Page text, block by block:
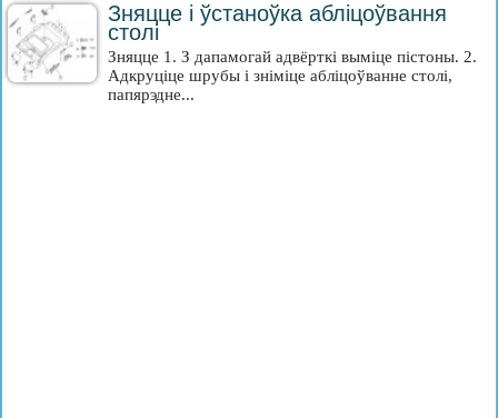
Зняцце і ўстаноўка абліцоўвання
столі
Зняцце 1. З дапамогай адвёрткі выміце пістоны. 2.
Адкруціце шрубы і зніміце абліцоўванне столі,
папярэдне...